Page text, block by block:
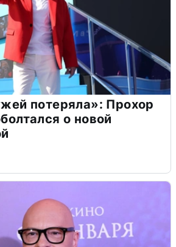
потеряла»: Прохор
о новой